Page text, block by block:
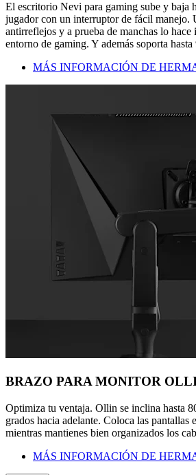
El escritorio Nevi para gaming sube y baja
jugador con un interruptor de fácil manejo.
antirreflejos y a prueba de manchas lo hace
entorno de gaming. Y además soporta
MÁS INFORMACIÓN DE
BRAZO PARA MONITOR
Optimiza tu ventaja. Ollin se inclina hasta
grados hacia adelante. Coloca las pantallas
mientras mantienes bien organizados los
MÁS INFORMACIÓN DE